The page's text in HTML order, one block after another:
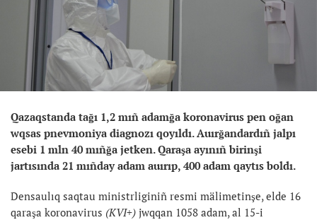
Qazaqstanda tağı 1,2 mıñ adamğa koronavirus pen oğan
wqsas pnevmoniya diagnozı qoyıldı. Auırğandardıñ jalpı
esebi 1 mln 40 mıñğa jetken.Qaraşa ayınıñ birinşi
jartısında 21 mıñday adam auırıp, 400 adam qaytıs boldı.
Densaulıq saqtau ministrliginiñ resmi mälimetinşe, elde 16
qaraşa koronavirus (KVI+) jwqqan 1058 adam, al 15-i